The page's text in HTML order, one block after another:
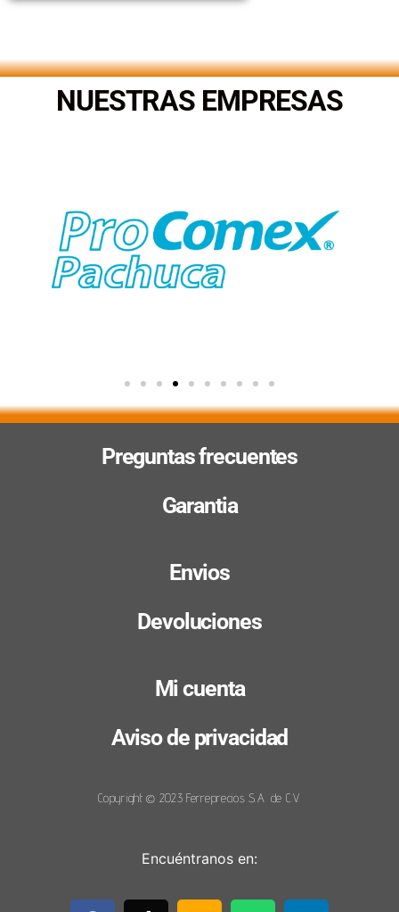
NUESTRAS EMPRESAS
Preguntas frecuentes
Garantia
Envios
Devoluciones
Mi cuenta
Aviso de privacidad
Copyright © 2023 Ferreprecios S.A. de C.V.
Encuéntranos en: